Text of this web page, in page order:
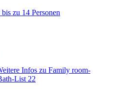
zu 14 Personen
Infos zu Family room-
List 22